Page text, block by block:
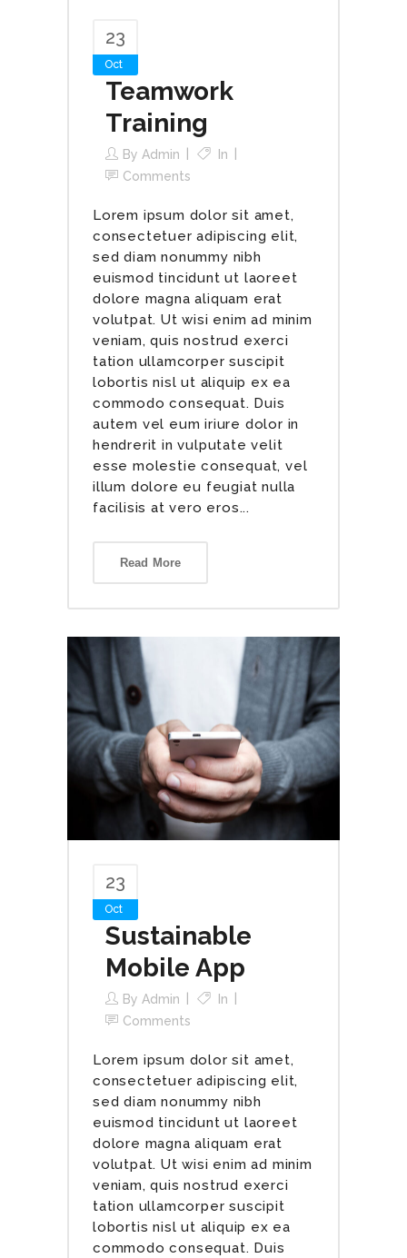
23
Oct
Teamwork
Training
By Admin
In
Comments
Lorem ipsum dolor sit amet,
consectetuer adipiscing elit,
sed diam nonummy nibh
euismod tincidunt ut laoreet
dolore magna aliquam erat
volutpat. Ut wisi enim ad minim
veniam, quis nostrud exerci
tation ullamcorper suscipit
lobortis nisl ut aliquip ex ea
commodo consequat. Duis
autem vel eum iriure dolor in
hendrerit in vulputate velit
esse molestie consequat, vel
illum dolore eu feugiat nulla
facilisis at vero eros...
Read More
23
Oct
Sustainable
Mobile App
By Admin
In
Comments
Lorem ipsum dolor sit amet,
consectetuer adipiscing elit,
sed diam nonummy nibh
euismod tincidunt ut laoreet
dolore magna aliquam erat
volutpat. Ut wisi enim ad minim
veniam, quis nostrud exerci
tation ullamcorper suscipit
lobortis nisl ut aliquip ex ea
commodo consequat. Duis